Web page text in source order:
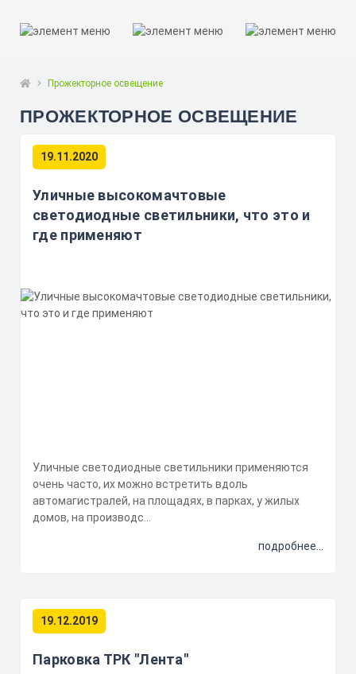
Прожекторное освещение
ПРОЖЕКТОРНОЕ ОСВЕЩЕНИЕ
19.11.2020
Уличные высокомачтовые
светодиодные светильники, что это и
где применяют
Уличные светодиодные светильники применяются
очень часто, их можно встретить вдоль
автомагистралей, на площадях, в парках, у жилых
домов, на производс...
подробнее...
19.12.2019
Парковка ТРК "Лента"